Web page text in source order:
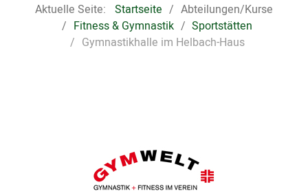
Aktuelle Seite: Startseite
Abteilungen/Kurse
Fitness & Gymnastik
Sportstätten
Gymnastikhalle im Helbach-Haus